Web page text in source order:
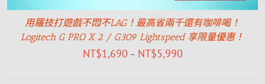
用羅技打遊戲不悶不LAG！最高省兩千還有咖啡喝！
Logitech G PRO X 2 / G309 Lightspeed 享限量優惠！
NT$1,690 – NT$5,990